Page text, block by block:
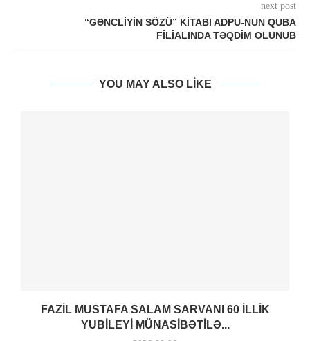
next post
“GƏNCLİYİN SÖZÜ” KITABI ADPU-NUN QUBA
FILIALINDA TƏQDIM OLUNUB
YOU MAY ALSO LIKE
FAZIL MUSTAFA SALAM SARVANI 60 ILLIK
YUBILEYI MÜNASIBƏTILƏ...